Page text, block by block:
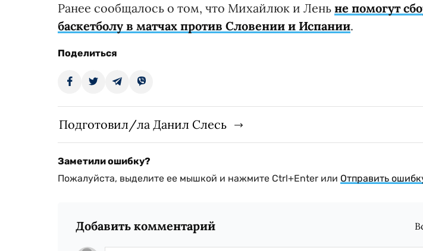
Ранее сообщалось о том, что Михайлюк и Лень не помогут
баскетболу в матчах против Словении и Испании.
Поделиться
Подготовил/ла Данил Слесь
Заметили ошибку?
Пожалуйста, выделите ее мышкой и нажмите Ctrl+Enter или Отправить
Добавить комментарий